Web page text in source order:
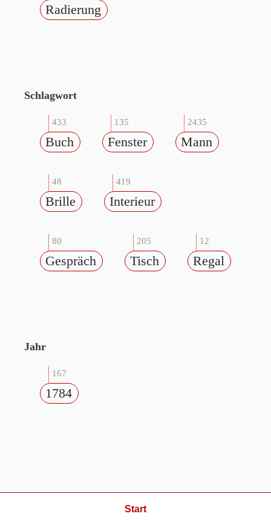
Radierung
Schlagwort
433
Buch
135
Fenster
2435
Mann
48
Brille
419
Interieur
80
Gespräch
205
Tisch
12
Regal
Jahr
167
1784
Start